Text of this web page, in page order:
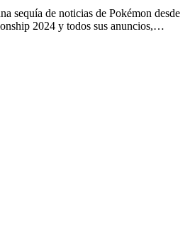
sequía de noticias de Pokémon desde
2024 y todos sus anuncios,…